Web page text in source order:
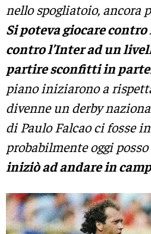
nello spogliatoio, ancora
Si poteva giocare contro
contro l’Inter ad un
partire sconfitti in
piano iniziarono a
divenne un derby
di Paulo Falcao ci fosse
probabilmente oggi
iniziò ad andare in